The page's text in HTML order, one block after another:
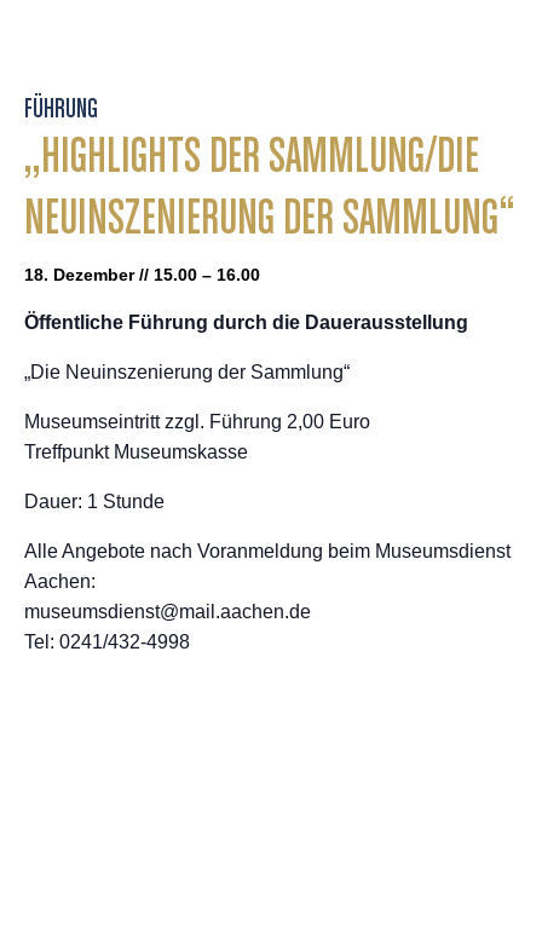
FÜHRUNG
„HIGHLIGHTS DER SAMMLUNG/DIE
NEUINSZENIERUNG DER SAMMLUNG“
18. Dezember // 15.00 – 16.00
Öffentliche Führung durch die Dauerausstellung
„Die Neuinszenierung der Sammlung“
Museumseintritt zzgl. Führung 2,00 Euro
Treffpunkt Museumskasse
Dauer: 1 Stunde
Alle Angebote nach Voranmeldung beim Museumsdienst
Aachen:
museumsdienst@mail.aachen.de
Tel: 0241/432-4998